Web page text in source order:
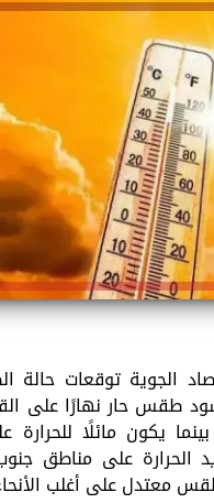
الجوية توقعات حالة
طقس حار نهارًا على
يكون مائلًا
الحرارة على مناطق
معتدل على أغلب